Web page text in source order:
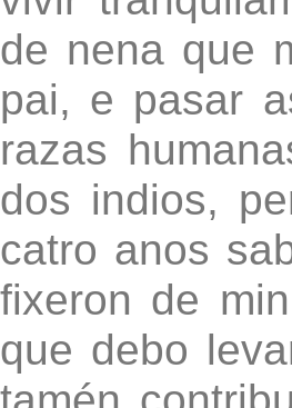
de nena que
pai, e pasar
razas
dos indios,
catro anos
fixeron de
que debo